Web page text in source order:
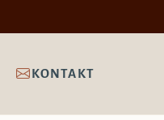
KONTAKT